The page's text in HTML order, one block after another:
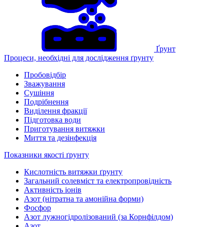
Ґрунт
Процеси, необхідні для дослідження ґрунту
Пробовідбір
Зважування
Сушіння
Подрібнення
Виділення фракції
Підготовка води
Приготування витяжки
Миття та дезінфекція
Показники якості ґрунту
Кислотність витяжки ґрунту
Загальний солевміст та електропровідність
Активність іонів
Азот (нітратна та амонійна форми)
Фосфор
Азот лужногідролізований (за Корнфілдом)